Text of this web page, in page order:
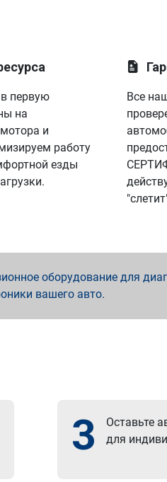
первую
на
и
работу
езды
Все
оборудование для
вашего авто.
3
Оставьте
для